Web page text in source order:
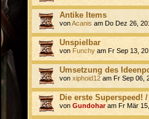
Antike Items
vonAcanis am Do Dez 26,
Unspielbar
von Funchy am Fr Sep 13,
Umsetzung des
von xiphoid12 am Fr Sep 06,
Die erste Superspeed!
von Gundohar am Fr Mär